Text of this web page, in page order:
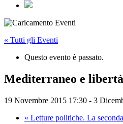
« Tutti gli Eventi
Questo evento è passato.
Mediterraneo e
19 Novembre 2015 17:30 - 3
« Letture politiche. La